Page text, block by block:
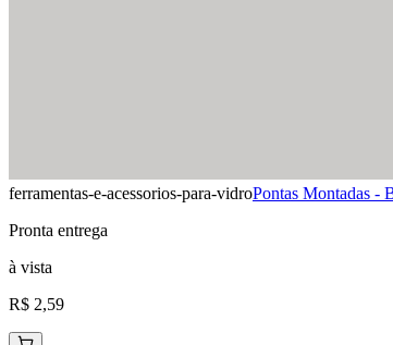
ferramentas-e-acessorios-para-vidroPontas Montadas -
Pronta entrega
à vista
R$ 2,59